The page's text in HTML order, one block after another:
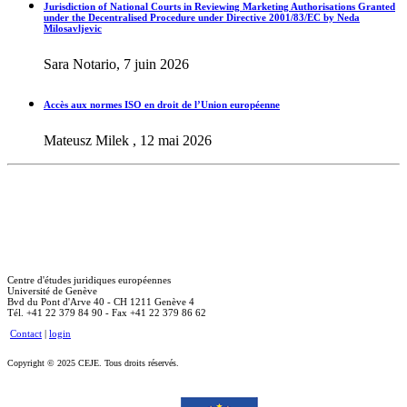
Jurisdiction of National Courts in Reviewing Marketing Authorisations Granted
under the Decentralised Procedure under Directive 2001/83/EC by Neda
Milosavljevic
Sara Notario, 7 juin 2026
Accès aux normes ISO en droit de l’Union européenne
Mateusz Milek , 12 mai 2026
Centre d'études juridiques européennes
Université de Genève
Bvd du Pont d'Arve 40 - CH 1211 Genève 4
Tél. +41 22 379 84 90 - Fax +41 22 379 86 62
Contact | login
Copyright © 2025 CEJE. Tous droits réservés.